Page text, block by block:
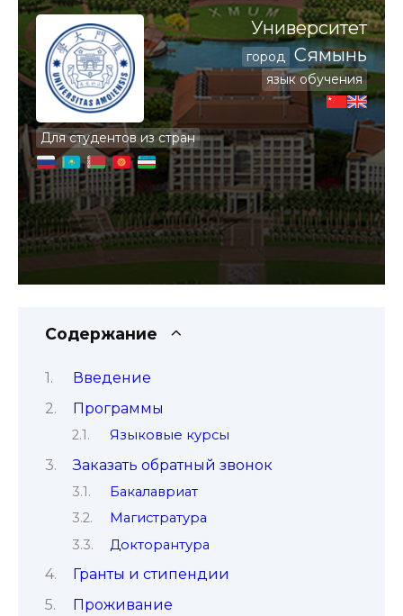
Для студентов из стран
Университет
город Сямынь
язык обучения
Содержание
Введение
Программы
Языковые курсы
Заказать обратный звонок
Бакалавриат
Магистратура
Докторантура
Гранты и стипендии
Проживание